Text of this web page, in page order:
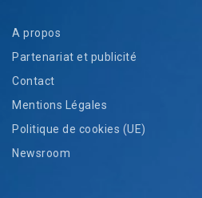
A propos
Partenariat et publicité
Contact
Mentions Légales
Politique de cookies (UE)
Newsroom